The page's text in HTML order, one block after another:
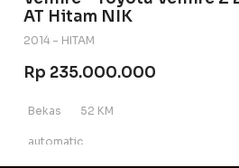
AT Hitam NIK
2014 - HITAM
Rp 235.000.000
Bekas 52 KM
automatic